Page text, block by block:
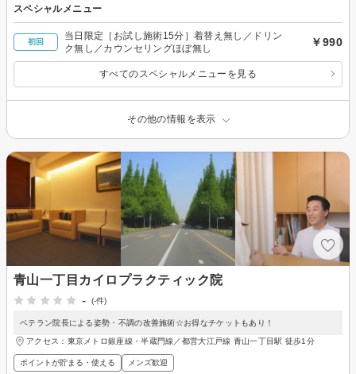
スペシャルメニュー
初回
当日限定［お試し施術15分］着替え無し／ドリン
ク無し／カウンセリングほぼ無し
￥990
すべてのスペシャルメニューを見る
その他の情報を表示
青山一丁目カイロプラクティック院
-
(-件)
ベテラン院長による姿勢・不調の改善施術☆お得なチケットもあり！
アクセス：東京メトロ銀座線・半蔵門線／都営大江戸線 青山一丁目駅 徒歩1分
ポイントが貯まる・使える メンズ歓迎